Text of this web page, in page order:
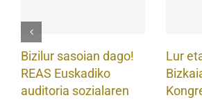
Bizilur sasoian dago!
REAS Euskadiko
auditoria sozialaren
Lur